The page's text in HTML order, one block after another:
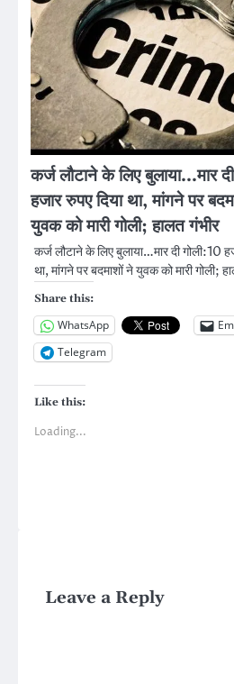
कर्ज लौटाने के लिए बुलाया…मार
हजार रुपए दिया था, मांगने पर
युवक को मारी गोली; हालत गंभीर
कर्ज लौटाने के लिए बुलाया…मार दी गोली:10
था, मांगने पर बदमाशों ने युवक को मारी गोली;
Share this:
WhatsApp
Telegram
Like this:
Loading...
Leave a Reply